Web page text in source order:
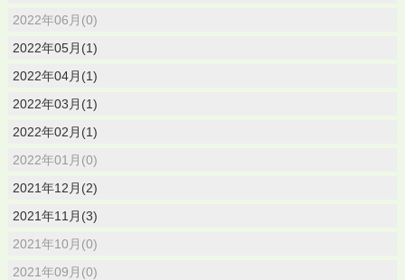
2022年06月(0)
2022年05月(1)
2022年04月(1)
2022年03月(1)
2022年02月(1)
2022年01月(0)
2021年12月(2)
2021年11月(3)
2021年10月(0)
2021年09月(0)